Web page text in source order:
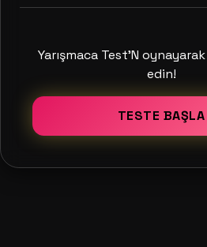
Yarışmaca Test'N
edin!
TESTE BAŞLA